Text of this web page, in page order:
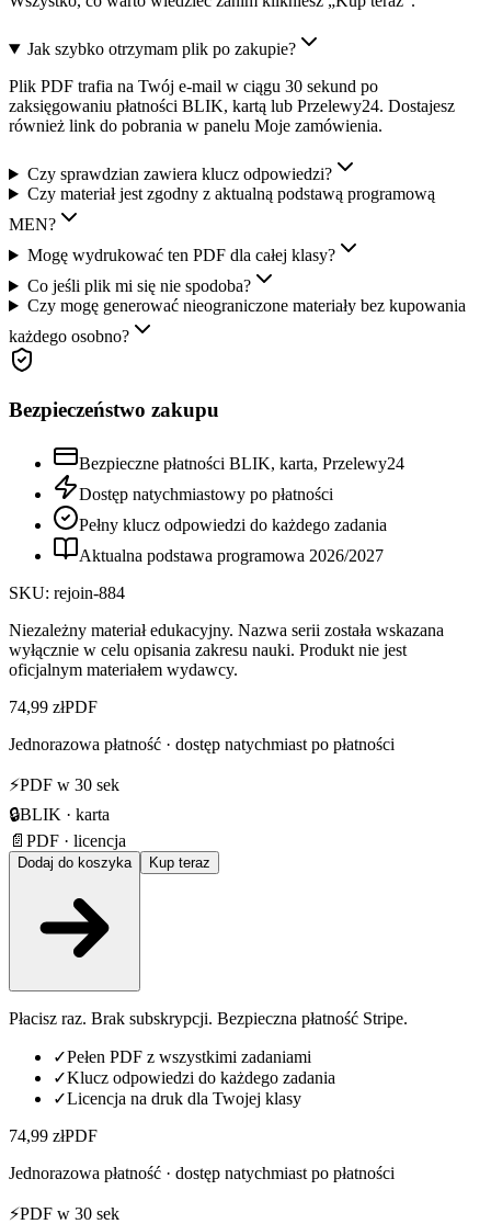
Jak szybko otrzymam plik po zakupie?
Plik PDF trafia na Twój e-mail w ciągu 30 sekund po
zaksięgowaniu płatności BLIK, kartą lub Przelewy24. Dostajesz
również link do pobrania w panelu Moje zamówienia.
Czy sprawdzian zawiera klucz odpowiedzi?
Czy materiał jest zgodny z aktualną podstawą programową
MEN?
Mogę wydrukować ten PDF dla całej klasy?
Co jeśli plik mi się nie spodoba?
Czy mogę generować nieograniczone materiały bez kupowania
każdego osobno?
Bezpieczeństwo zakupu
Bezpieczne płatności BLIK, karta, Przelewy24
Dostęp natychmiastowy po płatności
Pełny klucz odpowiedzi do każdego zadania
Aktualna podstawa programowa 2026/2027
SKU: rejoin-884
Niezależny materiał edukacyjny. Nazwa serii została wskazana
wyłącznie w celu opisania zakresu nauki. Produkt nie jest
oficjalnym materiałem wydawcy.
74,99 złPDF
Jednorazowa płatność · dostęp natychmiast po płatności
⚡PDF w 30 sek
🔒BLIK · karta
📄 PDF · licencja
Dodaj do koszyka Kup teraz
Płacisz raz. Brak subskrypcji. Bezpieczna płatność Stripe.
✓Pełen PDF z wszystkimi zadaniami
✓Klucz odpowiedzi do każdego zadania
✓Licencja na druk dla Twojej klasy
74,99 złPDF
Jednorazowa płatność · dostęp natychmiast po płatności
⚡PDF w 30 sek